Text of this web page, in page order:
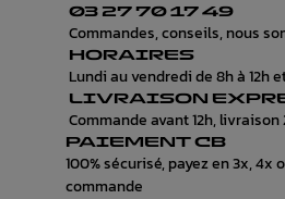
03 27 70 17 49
Commandes, conseils, nous
HORAIRES
Lundi au vendredi de 8h à 12h
LIVRAISON
Commande avant 12h, livraison
PAIEMENT CB
100% sécurisé, payez en 3x, 4x
commande